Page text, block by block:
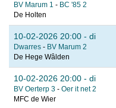
BV Marum 1 - BC '85 2
De Holten
10-02-2026 20:00 - di
Dwarres - BV Marum 2
De Hege Wâlden
10-02-2026 20:00 - di
BV Oerterp 3 - Oer it net 2
MFC de Wier